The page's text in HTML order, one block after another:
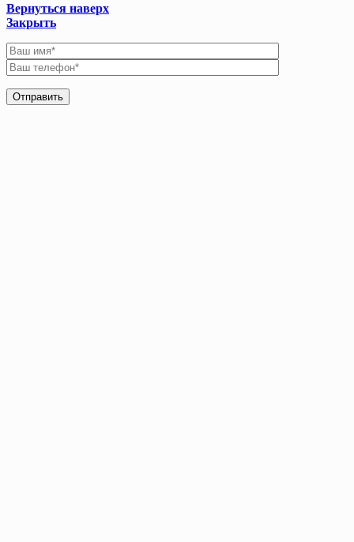
Вернуться наверх
Закрыть